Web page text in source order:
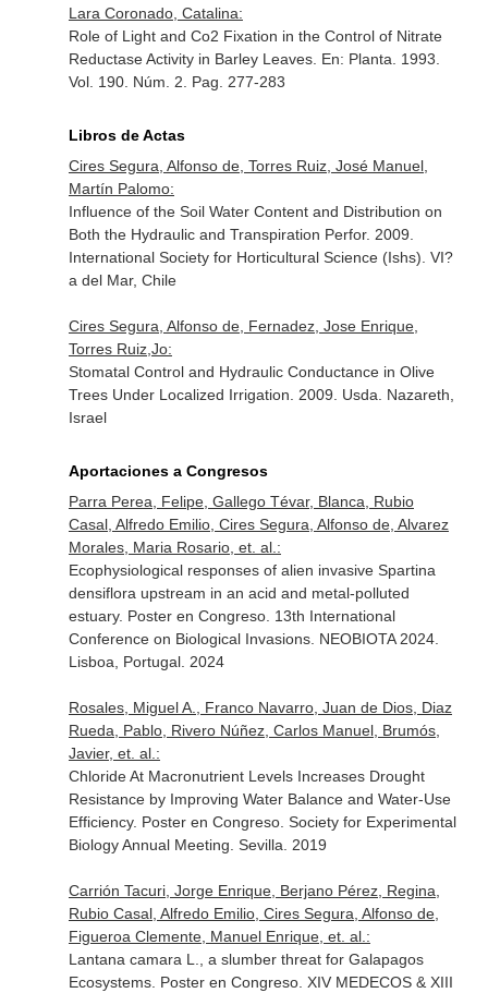
Lara Coronado, Catalina:
Role of Light and Co2 Fixation in the Control of Nitrate
Reductase Activity in Barley Leaves. En: Planta . 1993.
Vol. 190. Núm. 2. Pag. 277-283
Libros de Actas
Cires Segura, Alfonso de, Torres Ruiz, José Manuel,
Martín Palomo:
Influence of the Soil Water Content and Distribution on
Both the Hydraulic and Transpiration Perfor. 2009.
International Society for Horticultural Science (Ishs). VI?
a del Mar, Chile
Cires Segura, Alfonso de, Fernadez, Jose Enrique,
Torres Ruiz,Jo:
Stomatal Control and Hydraulic Conductance in Olive
Trees Under Localized Irrigation. 2009. Usda. Nazareth,
Israel
Aportaciones a Congresos
Parra Perea, Felipe, Gallego Tévar, Blanca, Rubio
Casal, Alfredo Emilio, Cires Segura, Alfonso de, Alvarez
Morales, Maria Rosario, et. al.:
Ecophysiological responses of alien invasive Spartina
densiflora upstream in an acid and metal-polluted
estuary. Poster en Congreso. 13th International
Conference on Biological Invasions. NEOBIOTA 2024.
Lisboa, Portugal. 2024
Rosales, Miguel A., Franco Navarro, Juan de Dios, Diaz
Rueda, Pablo, Rivero Núñez, Carlos Manuel, Brumós,
Javier, et. al.:
Chloride At Macronutrient Levels Increases Drought
Resistance by Improving Water Balance and Water-Use
Efficiency. Poster en Congreso. Society for Experimental
Biology Annual Meeting. Sevilla. 2019
Carrión Tacuri, Jorge Enrique, Berjano Pérez, Regina,
Rubio Casal, Alfredo Emilio, Cires Segura, Alfonso de,
Figueroa Clemente, Manuel Enrique, et. al.:
Lantana camara L., a slumber threat for Galapagos
Ecosystems. Poster en Congreso. XIV MEDECOS & XIII